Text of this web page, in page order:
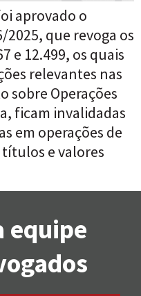
aprovado o
2025, que revoga os
e 12.499, os quais
relevantes nas
sobre Operações
ficam invalidadas
em operações de
e valores
equipe